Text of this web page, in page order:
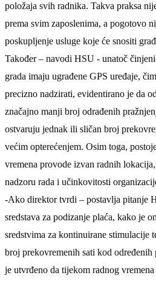
položaja svih radnika. Takva praksa
prema svim zaposlenima, a pogotovo
poskupljenje usluge koje će snositi
Također – navodi HSU - unatoč
grada imaju ugrađene GPS uređaje,
precizno nadzirati, evidentirano je da
značajno manji broj odrađenih
ostvaruju jednak ili sličan broj
većim opterećenjem. Osim toga,
vremena provode izvan radnih
nadzoru rada i učinkovitosti
-Ako direktor tvrdi – postavlja pitanje
sredstava za podizanje plaća, kako je
sredstvima za kontinuirane stimulacije
broj prekovremenih sati kod određenih
je utvrđeno da tijekom radnog